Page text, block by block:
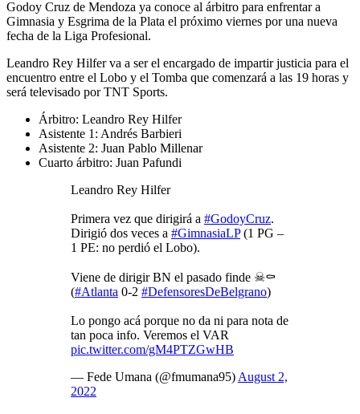
Godoy Cruz de Mendoza ya conoce al árbitro para enfrentar a
Gimnasia y Esgrima de la Plata el próximo viernes por una nueva
fecha de la Liga Profesional.
Leandro Rey Hilfer va a ser el encargado de impartir justicia para el
encuentro entre el Lobo y el Tomba que comenzará a las 19 horas y
será televisado por TNT Sports.
Árbitro: Leandro Rey Hilfer
Asistente 1: Andrés Barbieri
Asistente 2: Juan Pablo Millenar
Cuarto árbitro: Juan Pafundi
Leandro Rey Hilfer
Primera vez que dirigirá a #GodoyCruz.
Dirigió dos veces a #GimnasiaLP(1 PG –
1 PE: no perdió el Lobo).
Viene de dirigir BN el pasado finde ☠⚰
(#Atlanta 0-2 #DefensoresDeBelgrano)
Lo pongo acá porque no da ni para nota de
tan poca info. Veremos el VAR
pic.twitter.com/gM4PTZGwHB
— Fede Umana (@fmumana95)August 2,
2022